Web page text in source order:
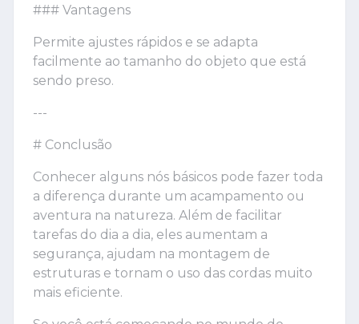
### Vantagens
Permite ajustes rápidos e se adapta
facilmente ao tamanho do objeto que está
sendo preso.
---
# Conclusão
Conhecer alguns nós básicos pode fazer toda
a diferença durante um acampamento ou
aventura na natureza. Além de facilitar
tarefas do dia a dia, eles aumentam a
segurança, ajudam na montagem de
estruturas e tornam o uso das cordas muito
mais eficiente.